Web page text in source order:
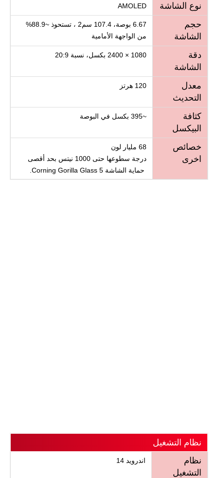
نوع الشاشة
AMOLED
حجم
الشاشة
6.67 بوصة، 107.4 سم2 ، تستحوذ ~88.9%
من الواجهة الأمامية
دقة
الشاشة
1080 × 2400 بكسل، نسبة 20:9
معدل
التحديث
120 هرتز
كثافة
البيكسل
~395 بكسل في البوصة
خصائص
اخرى
68 مليار لون
درجة سطوعها حتى 1000 نيتس بحد أقصى
حماية الشاشة Corning Gorilla Glass 5.
نظام التشغيل
نظام
التشغيل
اندرويد 14